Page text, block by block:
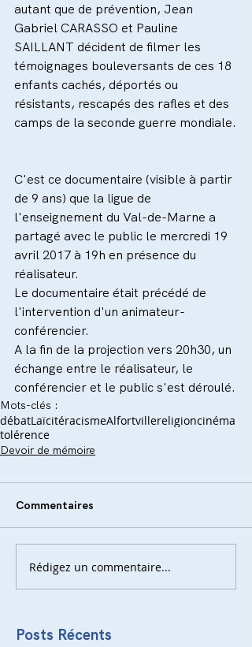
autant que de prévention, Jean
Gabriel CARASSO et Pauline
SAILLANT décident de filmer les
témoignages bouleversants de ces 18
enfants cachés, déportés ou
résistants, rescapés des rafles et des
camps de la seconde guerre mondiale.
C'est ce documentaire (visible à partir
de 9 ans) que la ligue de
l'enseignement du Val-de-Marne a
partagé avec le public le mercredi 19
avril 2017 à 19h en présence du
réalisateur.
Le documentaire était précédé de
l'intervention d'un animateur-
conférencier.
A la fin de la projection vers 20h30, un
échange entre le réalisateur, le
conférencier et le public s'est déroulé.
Mots-clés :
débatLaïcitéracismeAlfortvillereligioncinéma
tolérence
Devoir de mémoire
Commentaires
Rédigez un commentaire...
Posts Récents